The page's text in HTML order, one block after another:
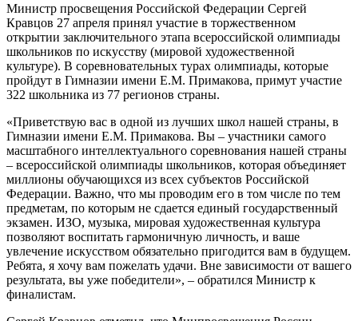
Министр просвещения Российской Федерации Сергей
Кравцов 27 апреля принял участие в торжественном
открытии заключительного этапа всероссийской олимпиады
школьников по искусству (мировой художественной
культуре). В соревновательных турах олимпиады, которые
пройдут в Гимназии имени Е.М. Примакова, примут участие
322 школьника из 77 регионов страны.
«Приветствую вас в одной из лучших школ нашей страны, в
Гимназии имени Е.М. Примакова. Вы – участники самого
масштабного интеллектуального соревнования нашей страны
– всероссийской олимпиады школьников, которая объединяет
миллионы обучающихся из всех субъектов Российской
Федерации. Важно, что мы проводим его в том числе по тем
предметам, по которым не сдается единый государственный
экзамен. ИЗО, музыка, мировая художественная культура
позволяют воспитать гармоничную личность, и ваше
увлечение искусством обязательно пригодится вам в будущем.
Ребята, я хочу вам пожелать удачи. Вне зависимости от вашего
результата, вы уже победители», – обратился Министр к
финалистам.